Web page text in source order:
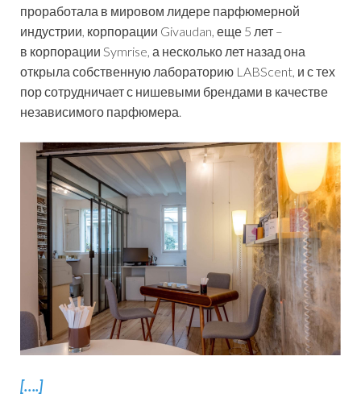
проработала в мировом лидере парфюмерной
индустрии, корпорации Givaudan, еще 5 лет –
в корпорации Symrise, а несколько лет назад она
открыла собственную лабораторию LABScent, и с тех
пор сотрудничает с нишевыми брендами в качестве
независимого парфюмера.
[….]